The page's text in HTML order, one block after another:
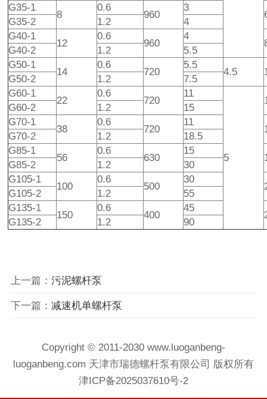
G35-1
8
0.6
960
3
G35-2 1.2
4
G40-1
12
0.6
960
4
G40-2 1.2
5.5
G50-1
14
0.6
720
5.5
4.5
G50-2 1.2
7.5
G60-1
22
0.6
720
11
5
G60-2 1.2
15
G70-1
38
0.6
720
11
G70-2 1.2
18.5
G85-1
56
0.6
630
15
G85-2 1.2
30
G105-1
100
0.6
500
30
G105-2 1.2
55
G135-1
150
0.6
400
45
G135-2 1.2 90
上一篇： 污泥螺杆泵
下一篇： 减速机单螺杆泵
Copyright © 2011-2030 www.luoganbeng-
luoganbeng.com 天津市瑞德螺杆泵有限公司 版权所有
津ICP备2025037610号-2